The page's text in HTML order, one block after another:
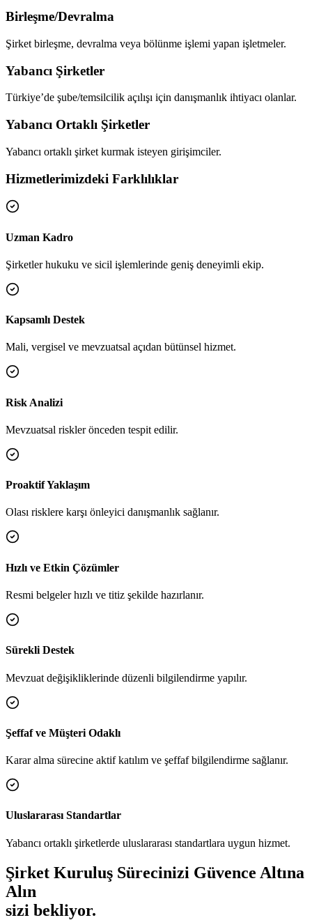
Birleşme/Devralma
Şirket birleşme, devralma veya bölünme işlemi yapan işletmeler.
Yabancı Şirketler
Türkiye’de şube/temsilcilik açılışı için danışmanlık ihtiyacı olanlar.
Yabancı Ortaklı Şirketler
Yabancı ortaklı şirket kurmak isteyen girişimciler.
Hizmetlerimizdeki Farklılıklar
Uzman Kadro
Şirketler hukuku ve sicil işlemlerinde geniş deneyimli ekip.
Kapsamlı Destek
Mali, vergisel ve mevzuatsal açıdan bütünsel hizmet.
Risk Analizi
Mevzuatsal riskler önceden tespit edilir.
Proaktif Yaklaşım
Olası risklere karşı önleyici danışmanlık sağlanır.
Hızlı ve Etkin Çözümler
Resmi belgeler hızlı ve titiz şekilde hazırlanır.
Sürekli Destek
Mevzuat değişikliklerinde düzenli bilgilendirme yapılır.
Şeffaf ve Müşteri Odaklı
Karar alma sürecine aktif katılım ve şeffaf bilgilendirme sağlanır.
Uluslararası Standartlar
Yabancı ortaklı şirketlerde uluslararası standartlara uygun hizmet.
Şirket Kuruluş Sürecinizi Güvence Altına
Alın
sizi bekliyor.